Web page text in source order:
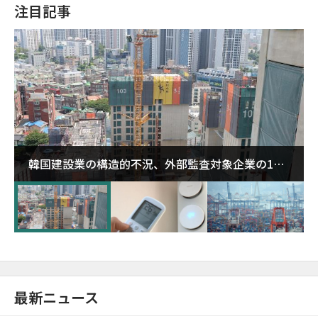
注目記事
韓国建設業の構造的不況、外部監査対象企業の1割
超が「ゾンビ企業」に…5年で2.8倍増
最新ニュース